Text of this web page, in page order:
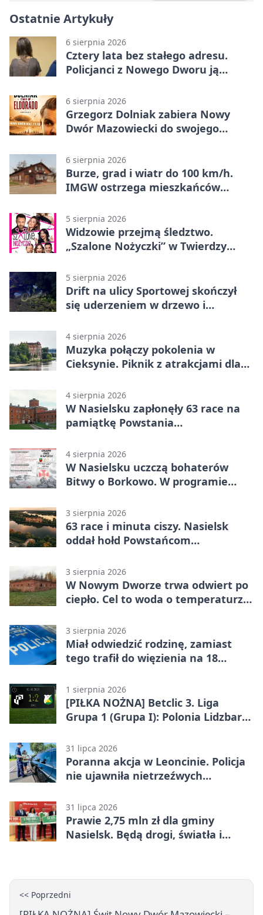
Ostatnie Artykuły
6 sierpnia 2026
Cztery lata bez stałego adresu.
Policjanci z Nowego Dworu ją
6 sierpnia 2026
Grzegorz Dolniak zabiera Nowy
Dwór Mazowiecki do swojego
6 sierpnia 2026
Burze, grad i wiatr do 100 km/h.
IMGW ostrzega mieszkańców
5 sierpnia 2026
Widzowie przejmą śledztwo.
„Szalone Nożyczki” w Twierdzy
5 sierpnia 2026
Drift na ulicy Sportowej skończył
się uderzeniem w drzewo i
4 sierpnia 2026
Muzyka połączy pokolenia w
Cieksynie. Piknik z atrakcjami dla
4 sierpnia 2026
W Nasielsku zapłonęły 63 race na
pamiątkę Powstania
4 sierpnia 2026
W Nasielsku uczczą bohaterów
Bitwy o Borkowo. W programie
3 sierpnia 2026
63 race i minuta ciszy. Nasielsk
oddał hołd Powstańcom
3 sierpnia 2026
W Nowym Dworze trwa odwiert po
ciepło. Cel to woda o temperaturze
3 sierpnia 2026
Miał odwiedzić rodzinę, zamiast
tego trafił do więzienia na 18
1 sierpnia 2026
[PIŁKA NOŻNA] Betclic 3. Liga
Grupa 1 (Grupa I): Polonia Lidzbark
Mazowiecki 1:2
31 lipca 2026
Poranna akcja w Leoncinie. Policja
nie ujawniła nietrzeźwych
31 lipca 2026
Prawie 2,75 mln zł dla gminy
Nasielsk. Będą drogi, światła i
<< Poprzedni